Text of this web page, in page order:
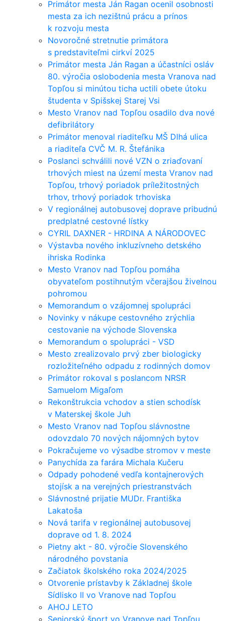
Primátor mesta Ján Ragan ocenil osobnosti
mesta za ich nezištnú prácu a prínos
k rozvoju mesta
Novoročné stretnutie primátora
s predstaviteľmi cirkví 2025
Primátor mesta Ján Ragan a účastníci osláv
80. výročia oslobodenia mesta Vranova nad
Topľou si minútou ticha uctili obete útoku
študenta v Spišskej Starej Vsi
Mesto Vranov nad Topľou osadilo dva nové
defibrilátory
Primátor menoval riaditeľku MŠ Dlhá ulica
a riaditeľa CVČ M. R. Štefánika
Poslanci schválili nové VZN o zriaďovaní
trhových miest na území mesta Vranov nad
Topľou, trhový poriadok príležitostných
trhov, trhový poriadok trhoviska
V regionálnej autobusovej doprave pribudnú
predplatné cestovné lístky
CYRIL DAXNER - HRDINA A NÁRODOVEC
Výstavba nového inkluzívneho detského
ihriska Rodinka
Mesto Vranov nad Topľou pomáha
obyvateľom postihnutým včerajšou živelnou
pohromou
Memorandum o vzájomnej spolupráci
Novinky v nákupe cestovného zrýchlia
cestovanie na východe Slovenska
Memorandum o spolupráci - VSD
Mesto zrealizovalo prvý zber biologicky
rozložiteľného odpadu z rodinných domov
Primátor rokoval s poslancom NRSR
Samuelom Migaľom
Rekonštrukcia vchodov a stien schodísk
v Materskej škole Juh
Mesto Vranov nad Topľou slávnostne
odovzdalo 70 nových nájomných bytov
Pokračujeme vo výsadbe stromov v meste
Panychída za farára Michala Kučeru
Odpady pohodené vedľa kontajnerových
stojísk a na verejných priestranstvách
Slávnostné prijatie MUDr. Františka
Lakatoša
Nová tarifa v regionálnej autobusovej
doprave od 1. 8. 2024
Pietny akt - 80. výročie Slovenského
národného povstania
Začiatok školského roka 2024/2025
Otvorenie prístavby k Základnej škole
Sídlisko II vo Vranove nad Topľou
AHOJ LETO
Seniorský šport vo Vranove nad Topľou